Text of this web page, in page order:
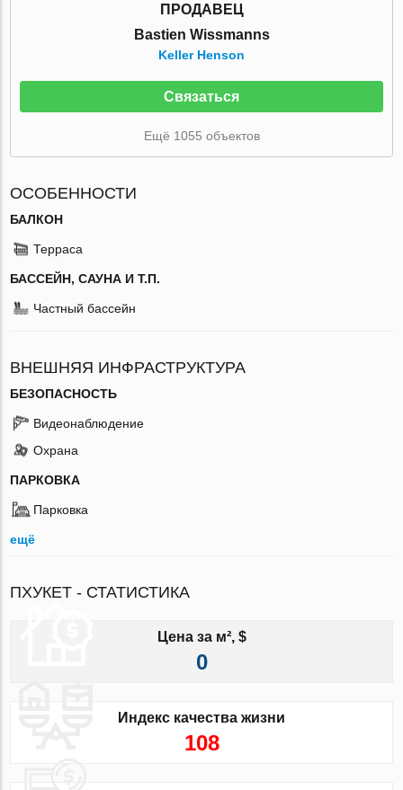
ПРОДАВЕЦ
Bastien Wissmanns
Keller Henson
Связаться
Ещё 1055 объектов
ОСОБЕННОСТИ
БАЛКОН
Терраса
БАССЕЙН, САУНА И Т.П.
Частный бассейн
ВНЕШНЯЯ ИНФРАСТРУКТУРА
БЕЗОПАСНОСТЬ
Видеонаблюдение
Охрана
ПАРКОВКА
Парковка
ещё
ПХУКЕТ - СТАТИСТИКА
Цена за м², $
0
Индекс качества жизни
108